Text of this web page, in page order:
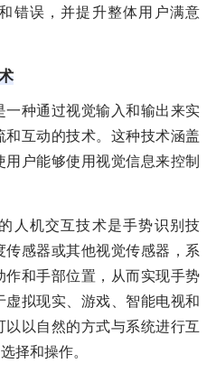
错误，并提升整体用户满意
种通过视觉输入和输出来实
互动的技术。这种技术涵盖
户能够使用视觉信息来控制
人机交互技术是手势识别技
感器或其他视觉传感器，系
和手部位置，从而实现手势
拟现实、游戏、智能电视和
以自然的方式与系统进行互
择和操作。